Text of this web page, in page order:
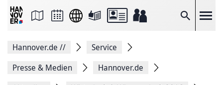
Suche
Seite
Facebook
Hannover.de //
Service
Presse & Medien
Hannover.de